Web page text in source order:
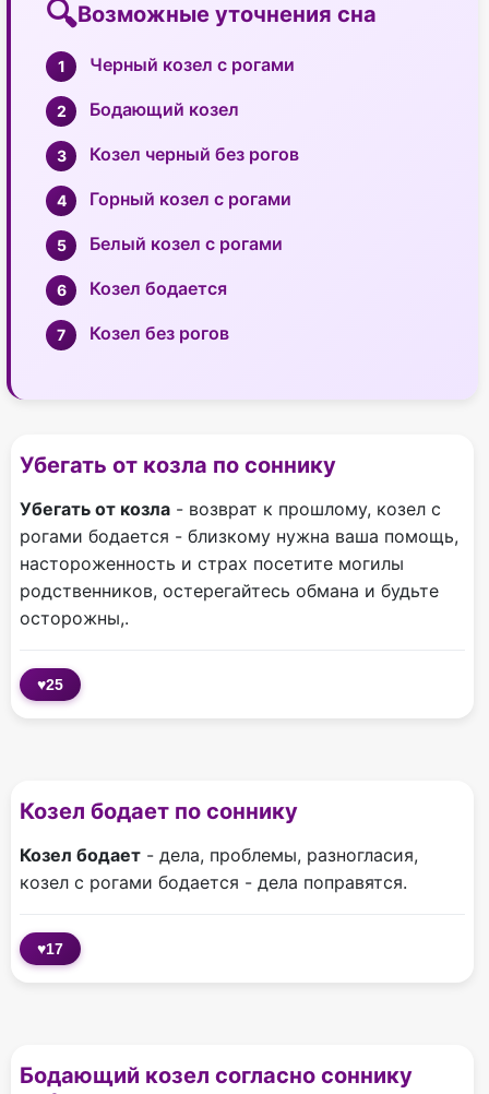
Возможные уточнения сна
Черный козел с рогами
Бодающий козел
Козел черный без рогов
Горный козел с рогами
Белый козел с рогами
Козел бодается
Козел без рогов
Убегать от козла по соннику
Убегать от козла - возврат к прошлому, козел с
рогами бодается - близкому нужна ваша помощь,
настороженность и страх посетите могилы
родственников, остерегайтесь обмана и будьте
осторожны,.
♥25
Козел бодает по соннику
Козел бодает - дела, проблемы, разногласия,
козел с рогами бодается - дела поправятся.
♥17
Бодающий козел согласно соннику